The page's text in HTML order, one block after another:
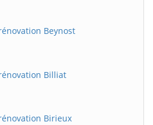
Beynost
Billiat
Birieux